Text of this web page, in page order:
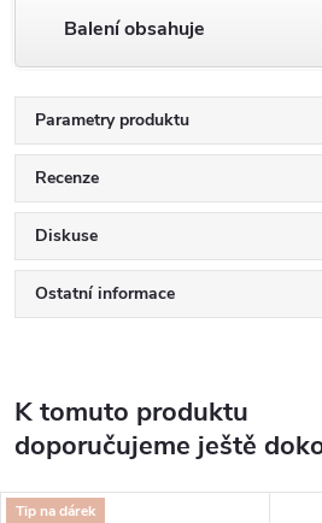
Balení obsahuje
Parametry produktu
Recenze
Diskuse
Ostatní informace
K tomuto produktu
doporučujeme ještě
Tip na dárek